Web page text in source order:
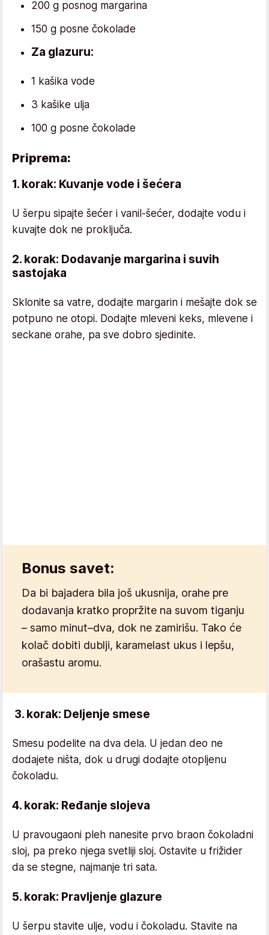
200 g posnog margarina
150 g posne čokolade
Za glazuru:
1 kašika vode
3 kašike ulja
100 g posne čokolade
Priprema:
1. korak: Kuvanje vode i šećera
U šerpu sipajte šećer i vanil-šećer, dodajte vodu i
kuvajte dok ne proključa.
2. korak: Dodavanje margarina i suvih
sastojaka
Sklonite sa vatre, dodajte margarin i mešajte dok se
potpuno ne otopi. Dodajte mleveni keks, mlevene i
seckane orahe, pa sve dobro sjedinite.
Bonus savet:
Da bi bajadera bila još ukusnija, orahe pre
dodavanja kratko propržite na suvom tiganju
– samo minut–dva, dok ne zamirišu. Tako će
kolač dobiti dublji, karamelast ukus i lepšu,
orašastu aromu.
3. korak: Deljenje smese
Smesu podelite na dva dela. U jedan deo ne
dodajete ništa, dok u drugi dodajte otopljenu
čokoladu.
4. korak: Ređanje slojeva
U pravougaoni pleh nanesite prvo braon čokoladni
sloj, pa preko njega svetliji sloj. Ostavite u frižider
da se stegne, najmanje tri sata.
5. korak: Pravljenje glazure
U šerpu stavite ulje, vodu i čokoladu. Stavite na